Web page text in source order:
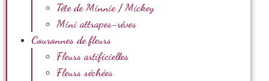
Tête de Minnie / Mickey
Mini attrapes-rêves
Couronnes de fleurs
Fleurs artificielles
Fleurs séchées